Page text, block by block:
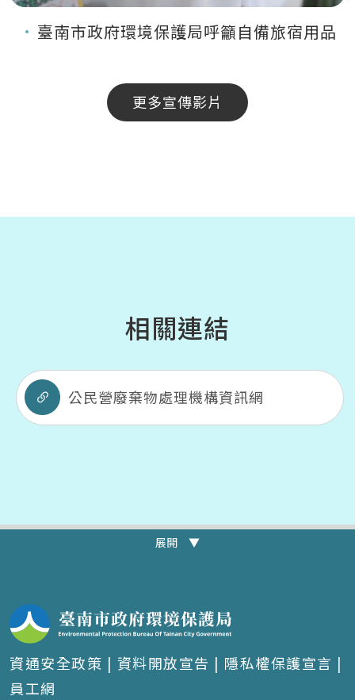
臺南市政府環境保護局呼籲自備旅宿用品
更多宣傳影片
相關連結
公民營廢棄物處理機構資訊網
展開 ▼
資通安全政策 | 資料開放宣告 | 隱私權保護宣言 |
員工網